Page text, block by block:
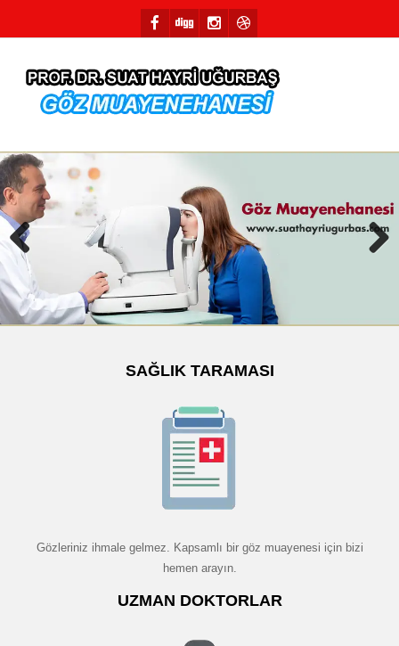
Previous
SAĞLIK TARAMASI
Gözleriniz ihmale gelmez. Kapsamlı bir göz muayenesi için bizi
hemen arayın.
UZMAN DOKTORLAR